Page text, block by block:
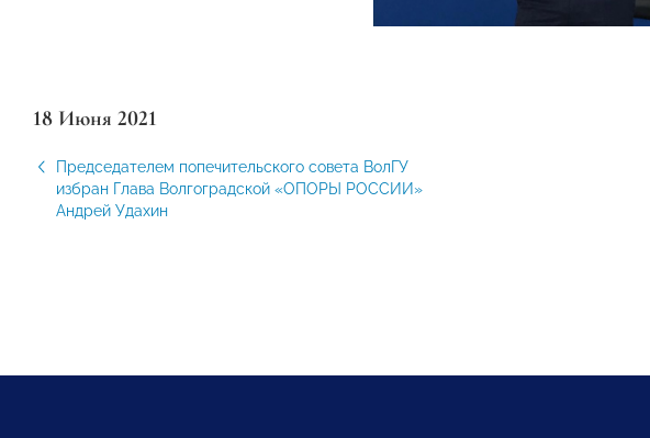
18 Июня 2021
Председателем попечительского совета ВолГУ
избран Глава Волгоградской «ОПОРЫ РОССИИ»
Андрей Удахин